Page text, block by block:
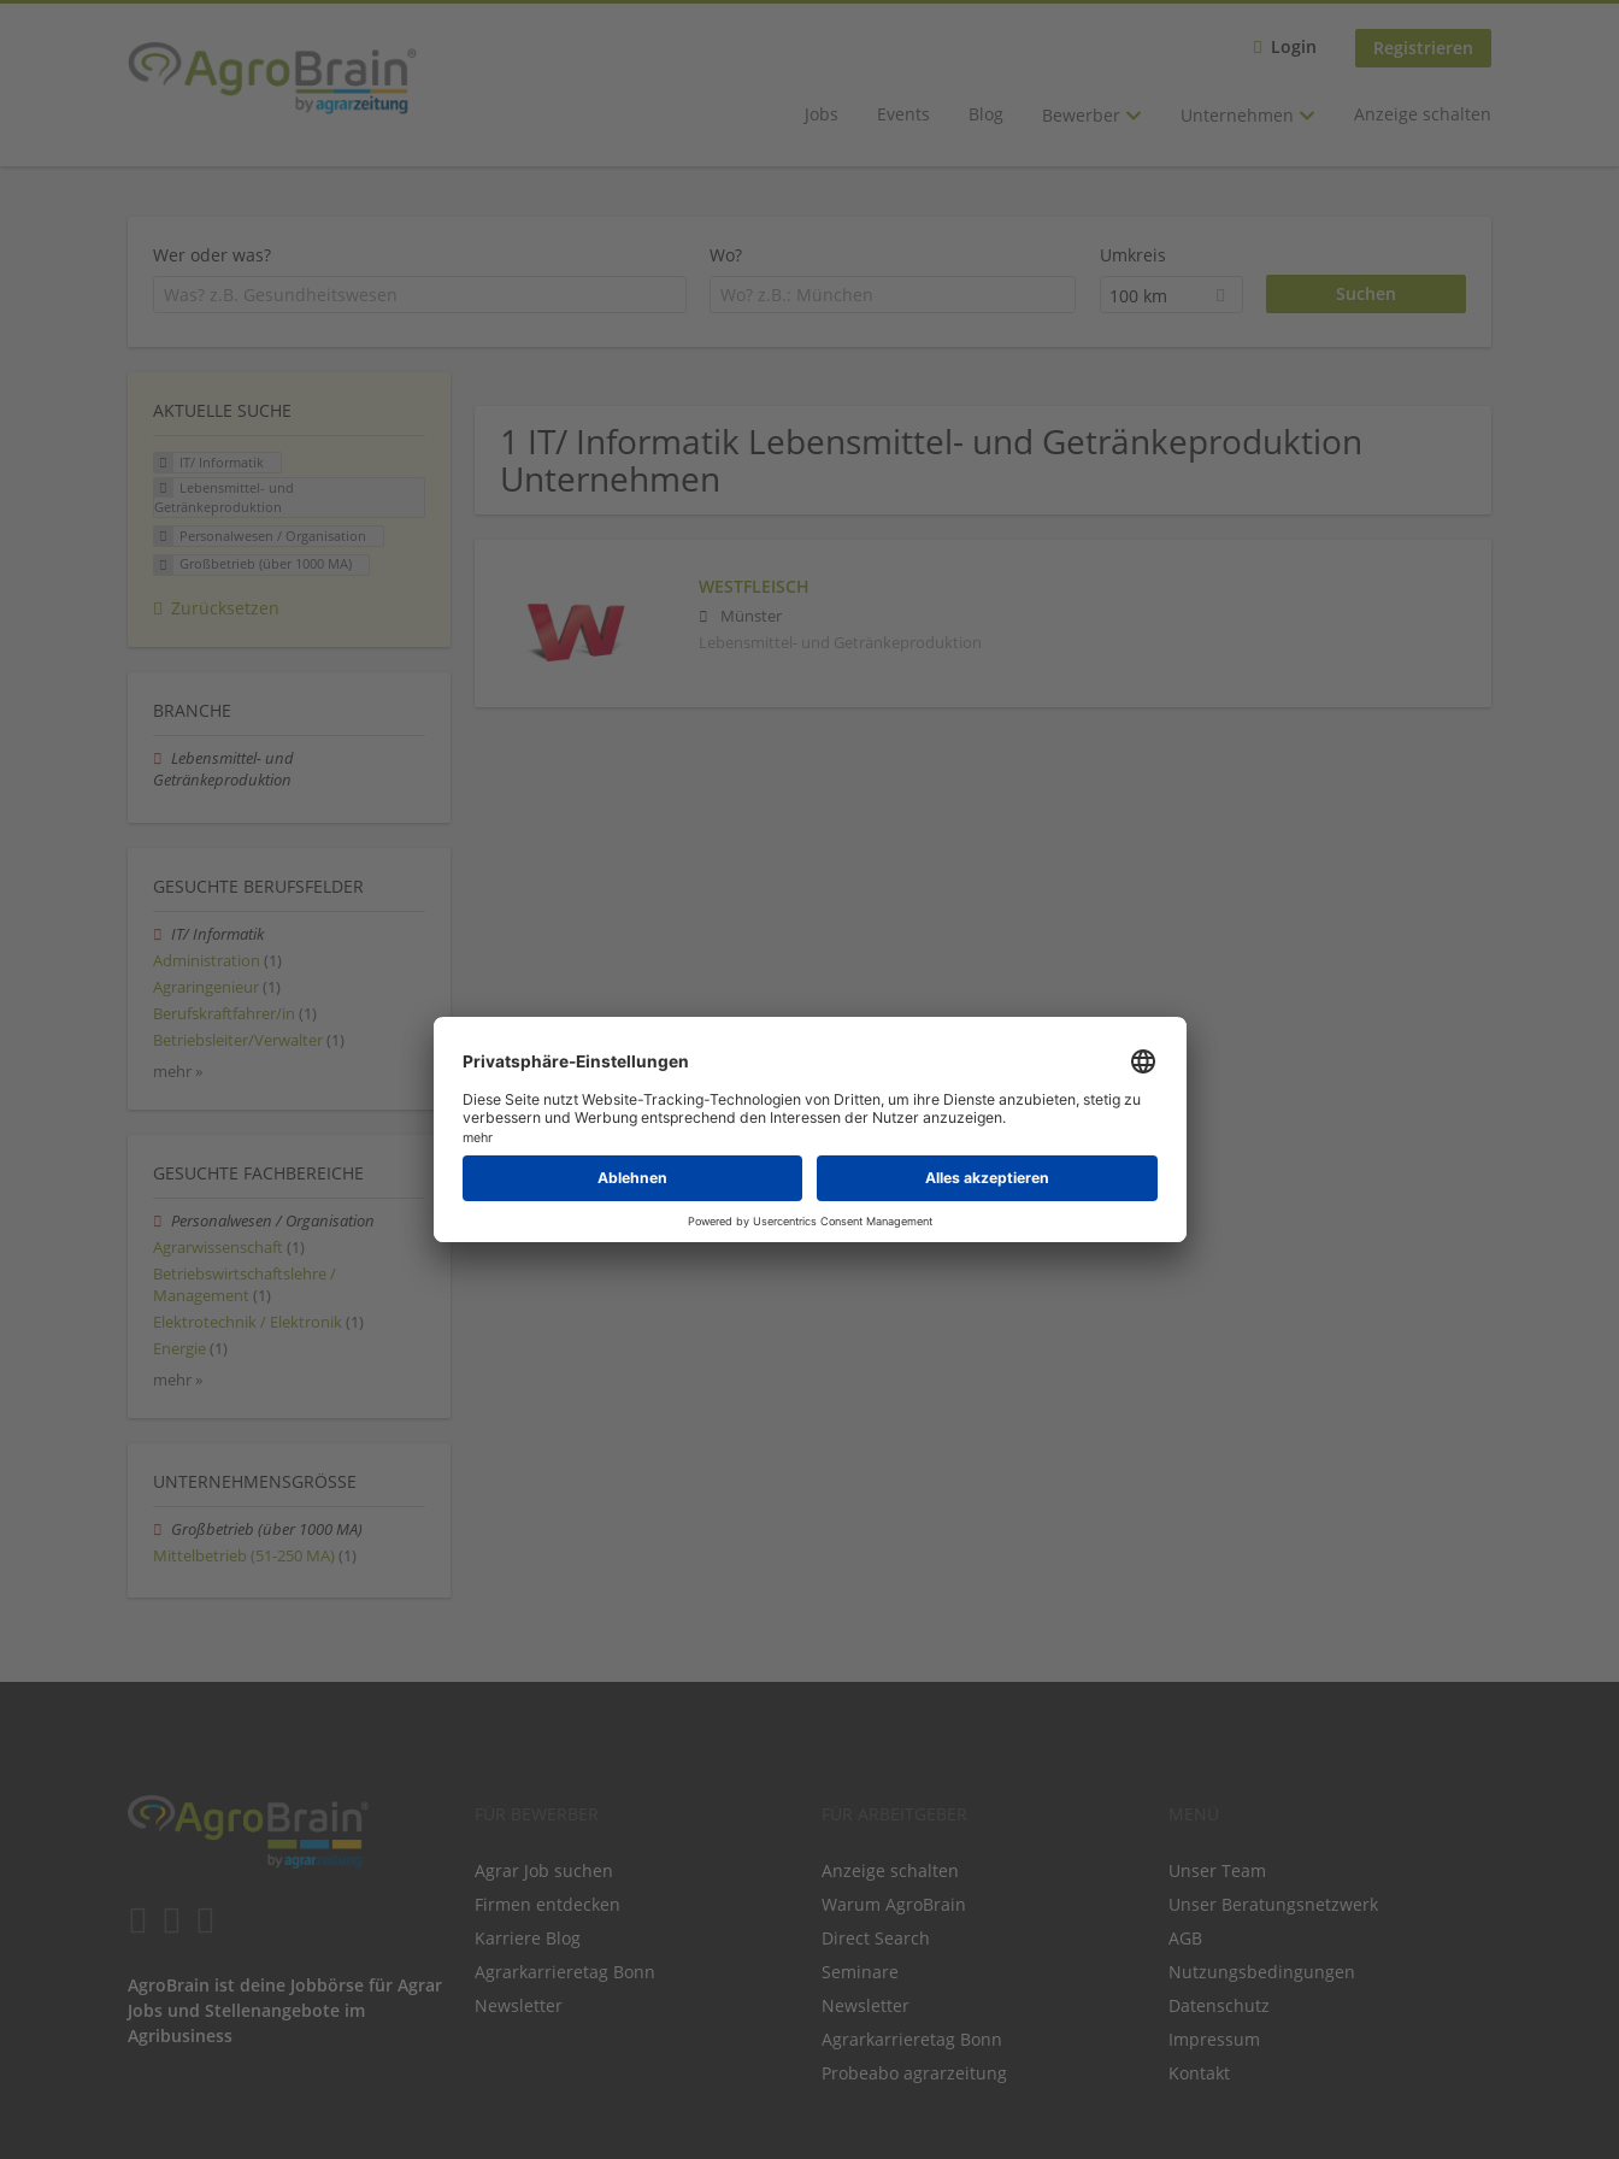
Login Registrieren
Jobs Events Blog Bewerber Unternehmen Anzeige schalten
Wer oder was? Wo?
Umkreis
100 km
1 IT/ Informatik Lebensmittel- und Getränkeproduktion
Unternehmen
WESTFLEISCH
Münster
Lebensmittel- und Getränkeproduktion
AKTUELLE SUCHE
IT/ Informatik
Lebensmittel- und
Getränkeproduktion
Personalwesen / Organisation
Großbetrieb (über 1000 MA)
Zurücksetzen
BRANCHE
Lebensmittel- und
Getränkeproduktion
GESUCHTE BERUFSFELDER
IT/ Informatik
Administration (1)
Agraringenieur (1)
Berufskraftfahrer/in (1)
Betriebsleiter/Verwalter (1)
mehr »
GESUCHTE FACHBEREICHE
Personalwesen / Organisation
Agrarwissenschaft (1)
Betriebswirtschaftslehre /
Management (1)
Elektrotechnik / Elektronik (1)
Energie (1)
mehr »
UNTERNEHMENSGRÖSSE
Großbetrieb (über 1000 MA)
Mittelbetrieb (51-250 MA) (1)
AgroBrain ist deine Jobbörse für Agrar
Jobs und Stellenangebote im
Agribusiness
Agrar Job suchen
Firmen entdecken
Karriere Blog
Agrarkarrieretag Bonn
Newsletter
Anzeige schalten
Warum AgroBrain
Direct Search
Seminare
Newsletter
Agrarkarrieretag Bonn
Probeabo agrarzeitung
Unser Team
Unser Beratungsnetzwerk
AGB
Nutzungsbedingungen
Datenschutz
Impressum
Kontakt